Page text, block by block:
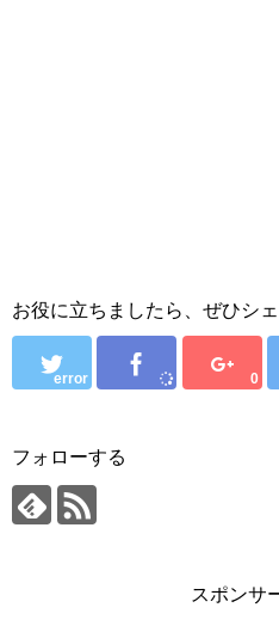
お役に立ちましたら、ぜひシ
error 0
フォローする
スポンサ